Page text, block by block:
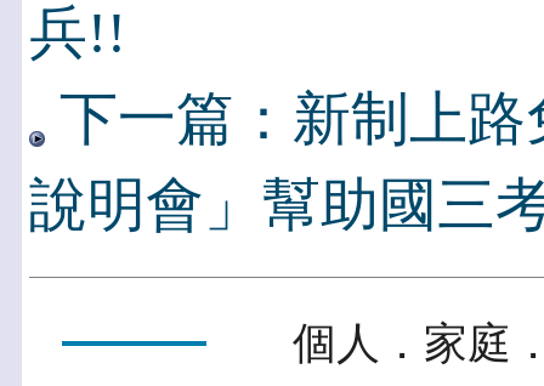
兵!!
下一篇：新制上
說明會」幫助國三
個人．家庭